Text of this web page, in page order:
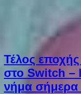
Τέλος
στο Switch –
νήμα σήμερα